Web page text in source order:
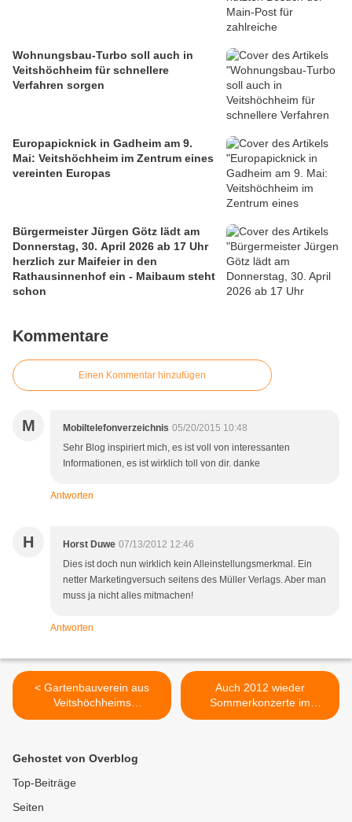
Wohnungsbau-Turbo soll auch in
Veitshöchheim für schnellere
Verfahren sorgen
Europapicknick in Gadheim am 9.
Mai: Veitshöchheim im Zentrum eines
vereinten Europas
Bürgermeister Jürgen Götz lädt am
Donnerstag, 30. April 2026 ab 17 Uhr
herzlich zur Maifeier in den
Rathausinnenhof ein - Maibaum steht
schon
Kommentare
Einen Kommentar hinzufügen
M Mobiltelefonverzeichnis 05/20/2015 10:48
Sehr Blog inspiriert mich, es ist voll von interessanten
Informationen, es ist wirklich toll von dir. danke
Antworten
H Horst Duwe 07/13/2012 12:46
Dies ist doch nun wirklich kein Alleinstellungsmerkmal. Ein
netter Marketingversuch seitens des Müller Verlags. Aber man
muss ja nicht alles mitmachen!
Antworten
< Gartenbauverein aus
Veitshöchheims
Partnerstadt Geithain zu
Auch 2012 wieder
Sommerkonzerte im
Veitshöchheimer
Gehostet von Overblog
Top-Beiträge
Seiten